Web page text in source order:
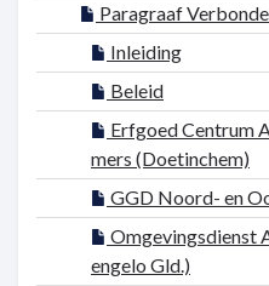
Paragraaf
Inleiding
Beleid
Erfgoed Centrum
mers (Doetinchem)
GGD Noord- en
Omgevingsdienst
engelo Gld.)